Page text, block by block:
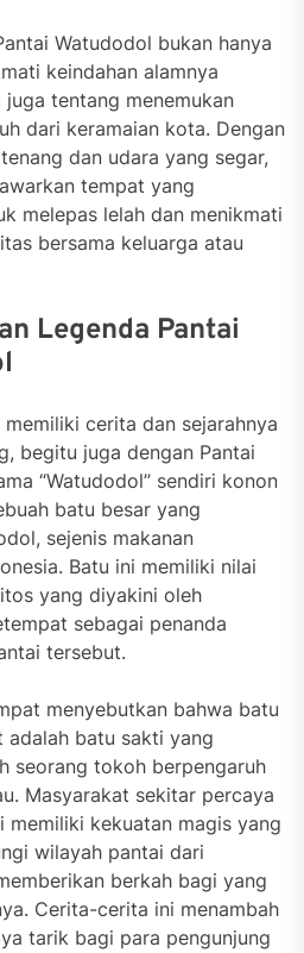
Watudodol bukan hanya
keindahan alamnya
tentang menemukan
dari keramaian kota. Dengan
dan udara yang segar,
tempat yang
melepas lelah dan menikmati
bersama keluarga atau
Legenda Pantai
cerita dan sejarahnya
begitu juga dengan Pantai
“Watudodol” sendiri konon
batu besar yang
sejenis makanan
Batu ini memiliki nilai
yang diyakini oleh
sebagai penanda
tersebut.
menyebutkan bahwa batu
adalah batu sakti yang
seorang tokoh berpengaruh
Masyarakat sekitar percaya
memiliki kekuatan magis yang
wilayah pantai dari
berkah bagi yang
Cerita-cerita ini menambah
tarik bagi para pengunjung